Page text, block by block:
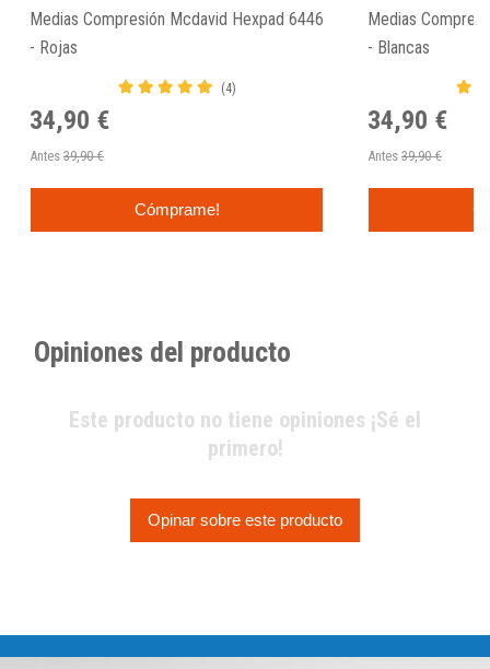
Medias Compresión Mcdavid Hexpad 6446
- Rojas
(4)
34,90 €
Antes 39,90 €
Cómprame!
Medias
- Blancas
34,90 €
Antes 39,90 €
Opiniones del producto
Este producto no tiene opiniones ¡Sé el
primero!
Opinar sobre este producto